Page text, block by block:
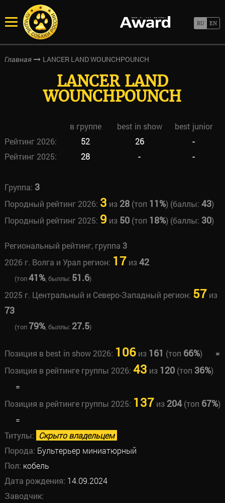
Главная LANCER LAND WOUNCHPOUNCH
LANCER LAND
WOUNCHPOUNCH
в группе best in show
best junior
Рейтинг 2026:
52 26
-
Рейтинг 2025:
28 - -
Группа: 3
Породный рейтинг 2026: 3 из 28(топ 11%) (баллы: 43)
Породный рейтинг 2025: 9 из 50(топ 18%) (баллы: 30)
Региональный рейтинг, группа 3
2026 г. Волга и Урал регион: 17 из42
(топ41%, быллы: 51.6)
2025 г. Центральный и Северо-Западный регион: 57 из
73
(топ79%, быллы: 27.5)
Позиция в best in show 2026: 106из 161 (топ 66%)
=
Позиция в рейтинге группы 2026: 43 из 120(топ 36%)
=
Позиция в рейтинге группы 2025: 137 из 204(топ 67%)
=
Титулы: Скрыто владельцем
Порода: Бультерьер миниатюрный
Пол: кобель
Дата рождения: 14.09.2024
Заводчик: